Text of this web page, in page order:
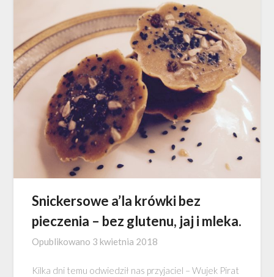
Snickersowe a’la krówki bez
pieczenia – bez glutenu, jaj i mleka.
Opublikowano 3 kwietnia 2018
Kilka dni temu odwiedził nas przyjaciel – Wujek Pirat